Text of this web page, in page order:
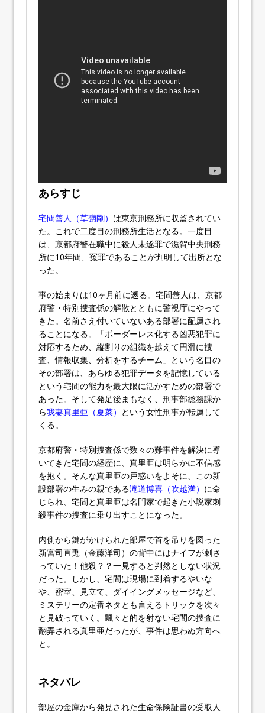
あらすじ
宅間善人（草彅剛） は東京刑務所に収監されてい
た。これで二度目の刑務所生活となる。一度目
は、京都府警在職中に殺人未遂罪で滋賀中央刑務
所に10年間、冤罪であることが判明して出所とな
った。
事の始まりは10ヶ月前に遡る。宅間善人は、京都
府警・特別捜査係の解散とともに警視庁にやって
きた。名前さえ付いていないある部署に配属され
ることになる。「ボーダーレス化する凶悪犯罪に
対応するため、縦割りの組織を越えて円滑に捜
査、情報収集、分析をするチーム」という名目の
その部署は、あらゆる犯罪データを記憶している
という宅間の能力を最大限に活かすための部署で
あった。そして発足後まもなく、刑事部総務課か
ら我妻真里亜（夏菜） という女性刑事が転属して
くる。
京都府警・特別捜査係で数々の難事件を解決に導
いてきた宅間の経歴に、真里亜は明らかに不信感
を抱く。そんな真里亜の戸惑いをよそに、この新
設部署の生みの親である滝道博喜（吹越満） に命
じられ、宅間と真里亜は名門家で起きた小説家刺
殺事件の捜査に乗り出すことになった。
内側から鍵がかけられた部屋で首を吊りを図った
新宮司直兎（金藤洋司）の背中にはナイフが刺さ
っていた！他殺？？一見すると判然としない状況
だった。しかし、宅間は現場に到着するやいな
や、密室、見立て、ダイイングメッセージなど、
ミステリーの定番ネタとも言えるトリックを次々
と見破っていく。飄々と的を射ない宅間の捜査に
翻弄される真里亜だったが、事件は思わぬ方向へ
と。
ネタバレ
部屋の金庫から発見された生命保険証書の受取人